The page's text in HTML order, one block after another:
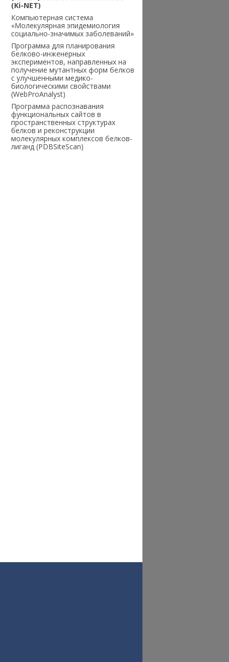
(Ki-NET)
Компьютерная система
«Молекулярная эпидемиология
социально-значимых заболеваний»
Программа для планирования
белково-инженерных
экспериментов, направленных на
получение мутантных форм белков
с улучшенными медико-
биологическими свойствами
(WebProAnalyst)
Программа распознавания
функциональных сайтов в
пространственных структурах
белков и реконструкции
молекулярных комплексов белков-
лиганд (PDBSiteScan)